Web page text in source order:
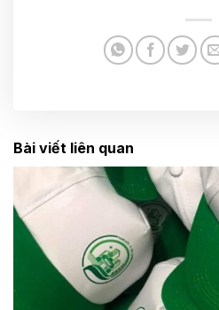
Bài viết liên quan